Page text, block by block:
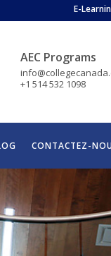
E-
AEC Programs
+1 514 532 1098
CONTACTEZ-